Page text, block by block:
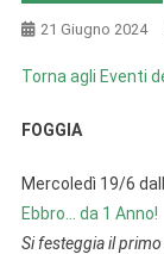
21 Giugno 2024
Torna agli Eventi
FOGGIA
Mercoledì 19/6
Ebbro… da 1 Anno!
Si festeggia il